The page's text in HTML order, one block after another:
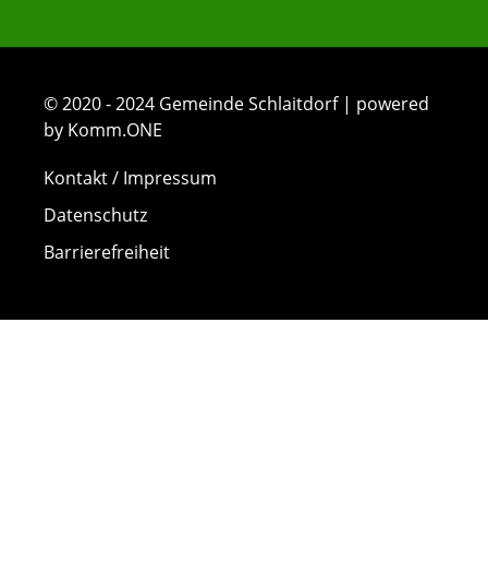
© 2020 - 2024 Gemeinde Schlaitdorf | powered
by Komm.ONE
Kontakt / Impressum
Datenschutz
Barrierefreiheit